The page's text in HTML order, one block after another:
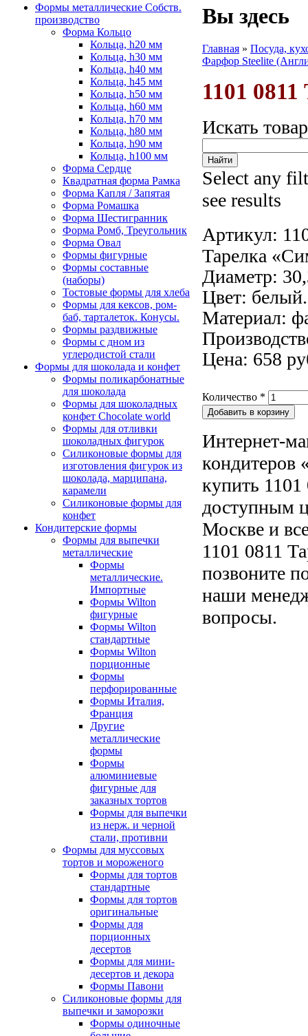
Формы металлические Собств.
производство
Форма Кольцо
Кольца, h20 мм
Кольца, h30 мм
Кольца, h40 мм
Кольца, h45 мм
Кольца, h50 мм
Кольца, h60 мм
Кольца, h70 мм
Кольца, h80 мм
Кольца, h90 мм
Кольца, h100 мм
Форма Сердце
Квадратная форма Рамка
Форма Капля / Запятая
Форма Ромашка
Форма Шестигранник
Форма Ромб, Треугольник
Форма Овал
Формы фигурные
Формы составные
(наборы)
Тостовые формы для хлеба
Формы для кексов, ром-
баб, тарталеток. Конусы.
Формы раздвижные
Формы с дном из
углеродистой стали
Формы для шоколада и конфет
Формы поликарбонатные
для шоколада
Формы для шоколадных
конфет Сhocolate world
Формы для отливки
шоколадных фигурок
Силиконовые формы для
изготовления фигурок из
шоколада, марципана,
карамели
Силиконовые формы для
конфет
Кондитерские формы
Формы для выпечки
металлические
Формы
металлические.
Импортные
Формы Wilton
фигурные
Формы Wilton
стандартные
Формы Wilton
порционные
Формы
перфорированные
Формы Италия,
Франция
Другие
металлические
формы
Формы
алюминиевые
фигурные для
заказных тортов
Формы для выпечки
из нерж. и черной
стали, противни
Формы для муссовых
тортов и мороженого
Формы для тортов
стандартные
Формы для тортов
оригинальные
Формы для
порционных
десертов
Формы для мини-
десертов и декора
Формы Павони
Силиконовые формы для
выпечки и заморозки
Формы одиночные
Вы здесь
Главная » Посуда,
Фарфор Steelite
1101
Искать
Select any
see results
Артикул:
Тарелка
Диаметр:
Цвет: белый.
Материал:
Цена: 658
Количество *
Интернет-
кондитеров
купить 1101
доступным
Москве и
1101 0811
позвоните
наши
вопросы.